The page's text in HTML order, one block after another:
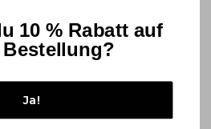
10 % Rabatt auf
Bestellung?
Ja!